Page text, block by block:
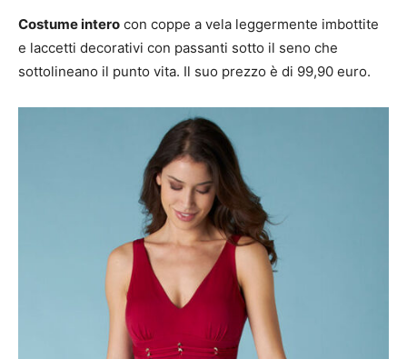
Costume intero con coppe a vela leggermente imbottite
e laccetti decorativi con passanti sotto il seno che
sottolineano il punto vita. Il suo prezzo è di 99,90 euro.